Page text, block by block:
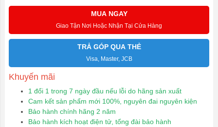
MUA NGAY
Giao Tận Nơi Hoặc Nhận Tại Cửa Hàng
TRẢ GÓP QUA THẺ
Visa, Master, JCB
Khuyến mãi
1 đổi 1 trong 7 ngày đầu nếu lỗi do hãng sản xuất
Cam kết sản phẩm mới 100%, nguyên đai nguyên kiện
Bảo hành chính hãng 2 năm
Bảo hành kích hoạt điện tử, tổng đài bảo hành